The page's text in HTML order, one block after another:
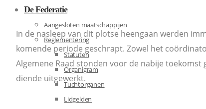
De Federatie
Aangesloten maatschappijen
Reglementering
Statuten
Organigram
Tuchtorganen
Lidgelden
In de nasleep van dit plotse heengaan werden
komende periode geschrapt. Zowel het
Algemene Raad stonden voor de nabije toekomst
diende uitgewerkt.